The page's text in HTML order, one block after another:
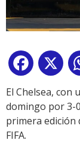
Facebook
X
El Chelsea, con
domingo por 3-
primera edición
FIFA.